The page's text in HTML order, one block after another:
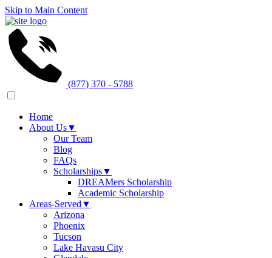
Skip to Main Content
(877) 370 - 5788
Home
About Us▼
Our Team
Blog
FAQs
Scholarships▼
DREAMers Scholarship
Academic Scholarship
Areas-Served ▼
Arizona
Phoenix
Tucson
Lake Havasu City